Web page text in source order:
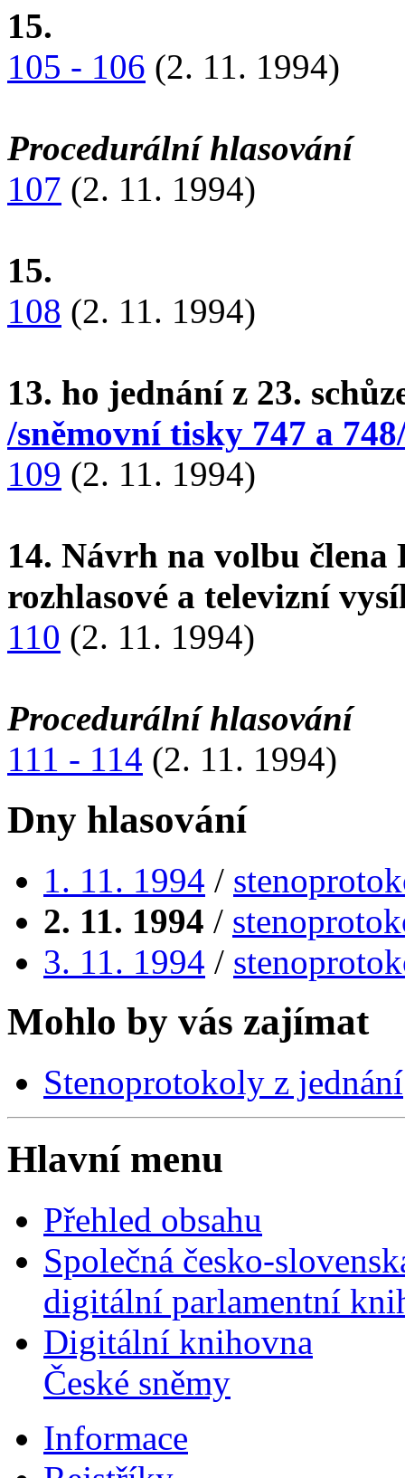
15.
105 - 106 (2. 11. 1994)
Procedurální hlasování
107 (2. 11. 1994)
15.
108 (2. 11. 1994)
13. ho jednání z 23.
/sněmovní tisky 747 a
109 (2. 11. 1994)
14. Návrh na volbu
rozhlasové a televizní
110 (2. 11. 1994)
Procedurální hlasování
111 - 114 (2. 11. 1994)
Dny hlasování
1. 11. 1994 /
2. 11. 1994 /
3. 11. 1994 /
Mohlo by vás zajímat
Stenoprotokoly z jednání
Hlavní menu
Přehled obsahu
Společná česko-
digitální parlamentní
Digitální knihovna
České sněmy
Informace